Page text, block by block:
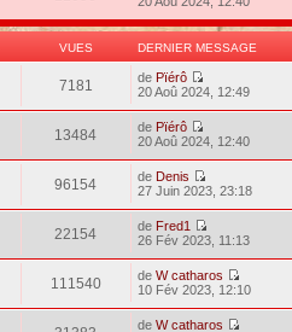
VUES DERNIER MESSAGE
7181 de Pïérô
20 Aoû 2024, 12:49
13484 de Pïérô
20 Aoû 2024, 12:40
96154 de Denis
27 Juin 2023, 23:18
22154 de Fred1
26 Fév 2023, 11:13
111540 deW catharos
10 Fév 2023, 12:10
deW catharos